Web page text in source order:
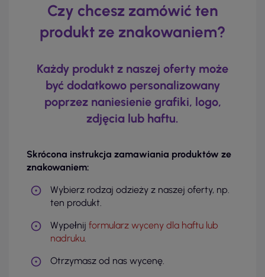
Czy chcesz zamówić ten
produkt ze znakowaniem?
Każdy produkt z naszej oferty może
być dodatkowo personalizowany
poprzez naniesienie grafiki, logo,
zdjęcia lub haftu.
Skrócona instrukcja zamawiania produktów ze
znakowaniem:
Wybierz rodzaj odzieży z naszej oferty, np.
ten produkt.
Wypełnij formularz wyceny dla haftu lub
nadruku.
Otrzymasz od nas wycenę.